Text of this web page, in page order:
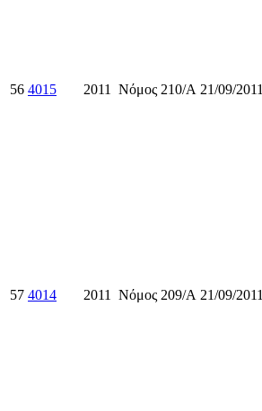
56 4015 2011 Νόμος 210/Α 21/09/2011
57 4014 2011 Νόμος 209/Α 21/09/2011